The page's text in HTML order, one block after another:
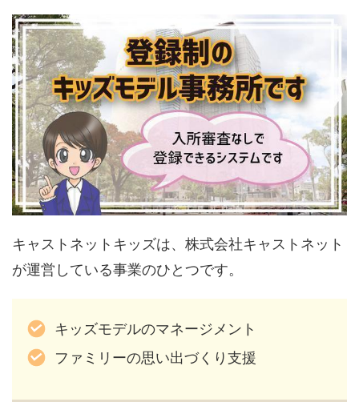
キャストネットキッズは、株式会社キャストネット
が運営している事業のひとつです。
キッズモデルのマネージメント
ファミリーの思い出づくり支援